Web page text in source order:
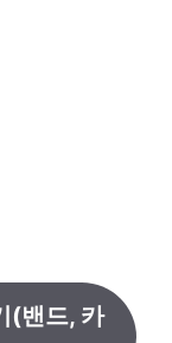
(밴드, 카